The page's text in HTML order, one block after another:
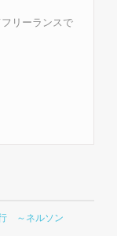
リーランスで
～ネルソン